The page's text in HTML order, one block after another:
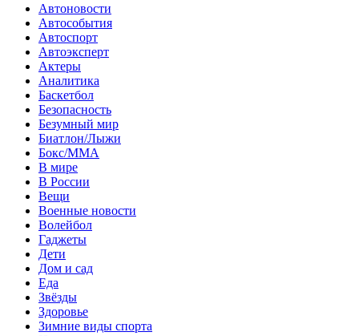
Автоновости
Автособытия
Автоспорт
Автоэксперт
Актеры
Аналитика
Баскетбол
Безопасность
Безумный мир
Биатлон/Лыжи
Бокс/MMA
В мире
В России
Вещи
Военные новости
Волейбол
Гаджеты
Дети
Дом и сад
Еда
Звёзды
Здоровье
Зимние виды спорта